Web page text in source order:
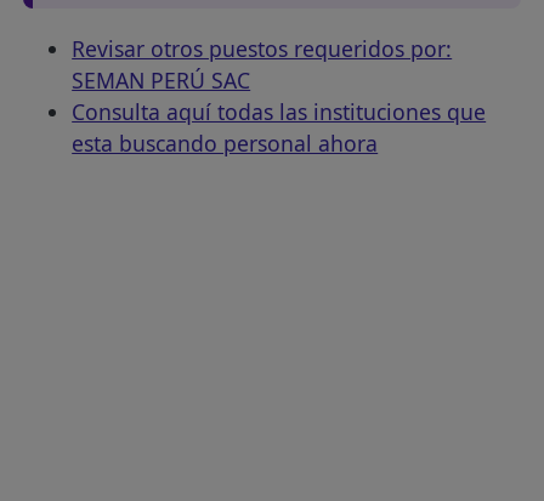
Revisar otros puestos requeridos por:
SEMAN PERÚ SAC
Consulta aquí todas las instituciones que
esta buscando personal ahora